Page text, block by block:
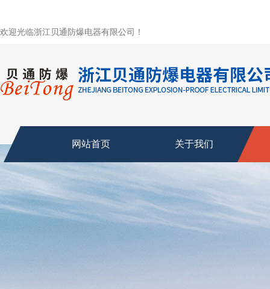
欢迎光临浙江贝通防爆电器有限公司！
网站首页 关于我们